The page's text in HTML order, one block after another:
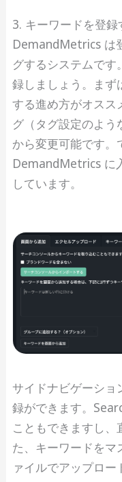
3. キーワードを登録
DemandMetrics は
グするシステムで
録しましょう。まず
する進め方がオスス
グ（タグ設定のよう
から変更可能です
DemandMetrics に
しています。
サイドナビゲーショ
録ができます。
こともできますし、
た、キーワードをマ
ァイルでアップロー